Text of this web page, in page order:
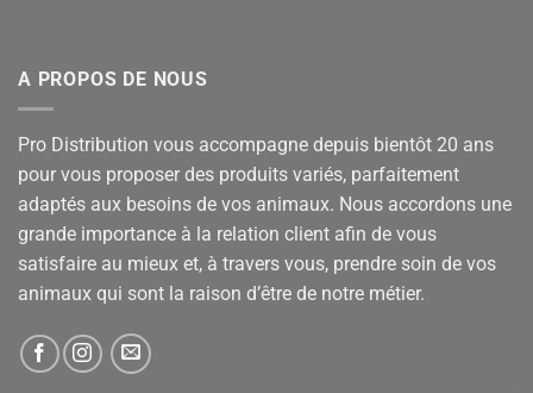
A PROPOS DE NOUS
Pro Distribution vous accompagne depuis bientôt 20 ans
pour vous proposer des produits variés, parfaitement
adaptés aux besoins de vos animaux. Nous accordons une
grande importance à la relation client afin de vous
satisfaire au mieux et, à travers vous, prendre soin de vos
animaux qui sont la raison d’être de notre métier.